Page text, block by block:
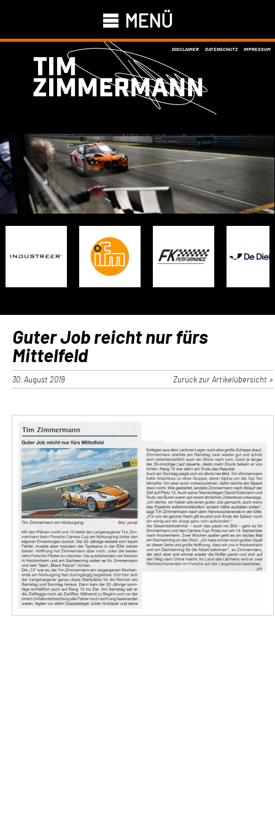
MENÜ
DISCLAIMER DATENSCHUTZ IMPRESSUM
Guter Job reicht nur fürs
Mittelfeld
30. August 2019 Zurück zur Artikelübersicht »